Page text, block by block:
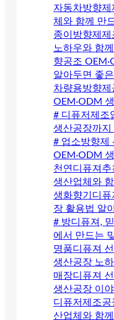
자동차방향제
체와 함께 만
종이방향제제
노하우와 함
향공조
알아두면 좋
차량용방향
OEM·ODM
# 디퓨저제조
생산공장까지
# 업소방향제
OEM·ODM
천연디퓨져추
생산업체와
생화향기디퓨
장 활용법 알
# 방디퓨져,
에서 만드는
명품디퓨져
생산공장 노
매장디퓨져
생산공장 이야
디퓨저제조공
산업체와 함